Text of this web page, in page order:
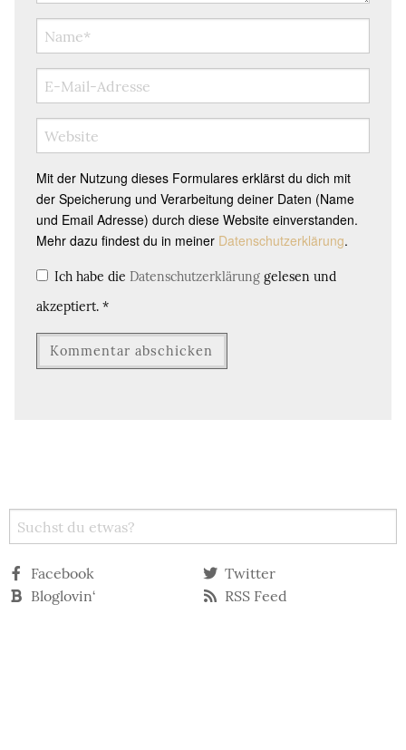
Mit der Nutzung dieses Formulares erklärst du dich mit
der Speicherung und Verarbeitung deiner Daten (Name
und Email Adresse) durch diese Website einverstanden.
Mehr dazu findest du in meiner Datenschutzerklärung.
Ich habe die Datenschutzerklärung gelesen und
akzeptiert. *
Facebook
Twitter
Bloglovin‘
RSS Feed